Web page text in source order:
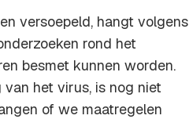
versoepeld, hangt volgens
rond het
besmet kunnen worden.
het virus, is nog niet
of we maatregelen